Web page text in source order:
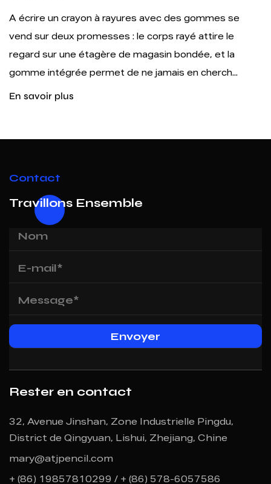
se
le
la
Livres à colorier. Carnets de croquis. Projets
artistiques en classe. Illustration
Partout où la couleur touche le papier,
un crayon. Un crayon de couleur bois ...
En savoir plus
Contact
Travillons Ensemble
Rester en contact
32, Avenue Jinshan, Zone Industrielle Pingdu,
District de Qingyuan, Lishui, Zhejiang, Chine
mary@atjpencil.com
+ (86) 19857810299 / + (86) 578-6057586